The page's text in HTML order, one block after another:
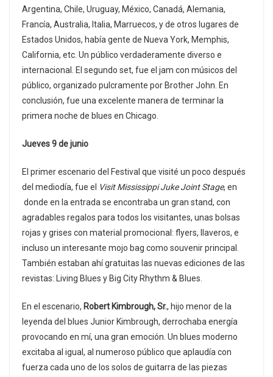
Argentina, Chile, Uruguay, México, Canadá, Alemania,
Francía, Australia, Italia, Marruecos, y de otros lugares de
Estados Unidos, había gente de Nueva York, Memphis,
California, etc. Un público verdaderamente diverso e
internacional. El segundo set, fue el jam con músicos del
público, organizado pulcramente por Brother John. En
conclusión, fue una excelente manera de terminar la
primera noche de blues en Chicago.
Jueves 9 de junio
El primer escenario del Festival que visité un poco después
del mediodía, fue el Visit Mississippi Juke Joint Stage, en
donde en la entrada se encontraba un gran stand, con
agradables regalos para todos los visitantes, unas bolsas
rojas y grises con material promocional: flyers, llaveros, e
incluso un interesante mojo bag como souvenir principal.
También estaban ahí gratuitas las nuevas ediciones de las
revistas: Living Blues y Big City Rhythm & Blues.
En el escenario, Robert Kimbrough, Sr., hijo menor de la
leyenda del blues Junior Kimbrough, derrochaba energía
provocando en mí, una gran emoción. Un blues moderno
excitaba al igual, al numeroso público que aplaudía con
fuerza cada uno de los solos de guitarra de las piezas